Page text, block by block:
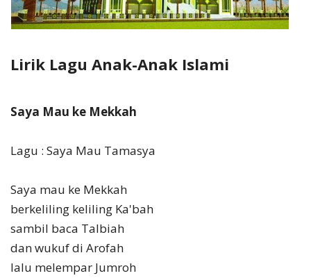
Lirik Lagu Anak-Anak Islami
Saya Mau ke Mekkah
Lagu : Saya Mau Tamasya
Saya mau ke Mekkah
berkeliling keliling Ka'bah
sambil baca Talbiah
dan wukuf di Arofah
lalu melempar Jumroh